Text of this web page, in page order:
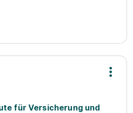
für Versicherung und